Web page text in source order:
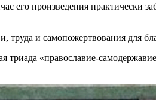
его произведения практически
и самопожертвования для
триада «православие-